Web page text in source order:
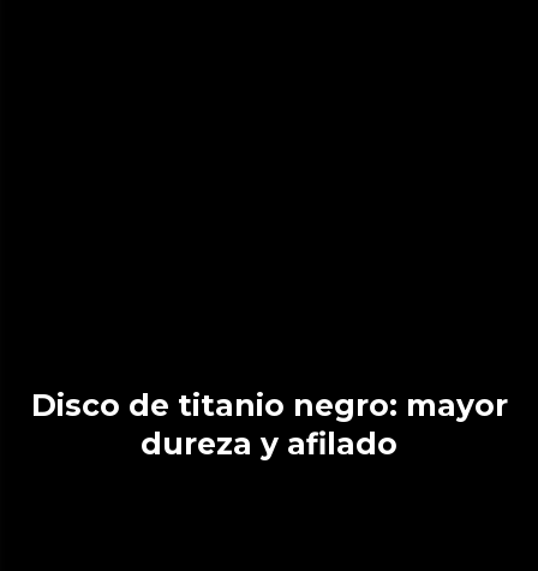
Disco de titanio negro: mayor
dureza y afilado